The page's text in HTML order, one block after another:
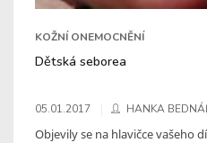
KOŽNÍ ONEMOCNĚNÍ
Dětská seborea
05.01.2017 HANKA
Objevily se na hlavičce vašeho